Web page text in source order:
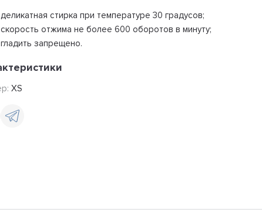
деликатная стирка при температуре 30 градусов;
скорость отжима не более 600 оборотов в минуту;
гладить запрещено.
XS